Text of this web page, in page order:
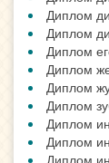
Диплом
Диплом
Диплом
Диплом
Диплом
Диплом
Диплом
Диплом